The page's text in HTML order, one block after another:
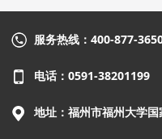
服务热线：400-877-
电话：0591-38201199
地址：福州市福州大学